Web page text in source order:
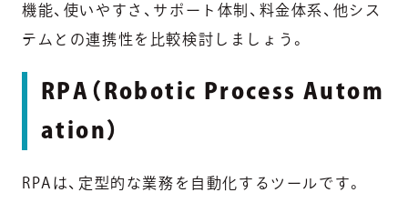
機能、使いやすさ、サポート体制、料金体系、他シス
テムとの連携性を比較検討しましょう。
RPA（Robotic Process Autom
ation）
RPAは、定型的な業務を自動化するツールです。